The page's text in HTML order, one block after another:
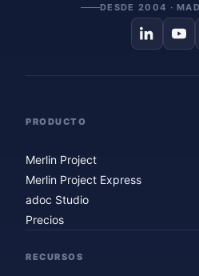
DESDE 2004 ·
PRODUCTO
Merlin Project
Merlin Project Express
adoc Studio
Precios
RECURSOS